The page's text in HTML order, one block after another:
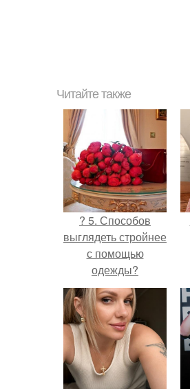
Читайте также
? 5. Способов
выглядеть стройнее
с помощью
одежды?